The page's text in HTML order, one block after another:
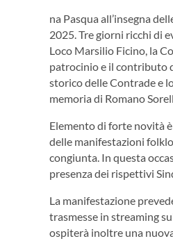
na Pasqua all’insegna
2025. Tre giorni ricchi di
Loco Marsilio Ficino, la
patrocinio e il contributo
storico delle Contrade e
memoria di Romano
Elemento di forte novità
delle manifestazioni
congiunta. In questa
presenza dei rispettivi
La manifestazione
trasmesse in streaming
ospiterà inoltre una